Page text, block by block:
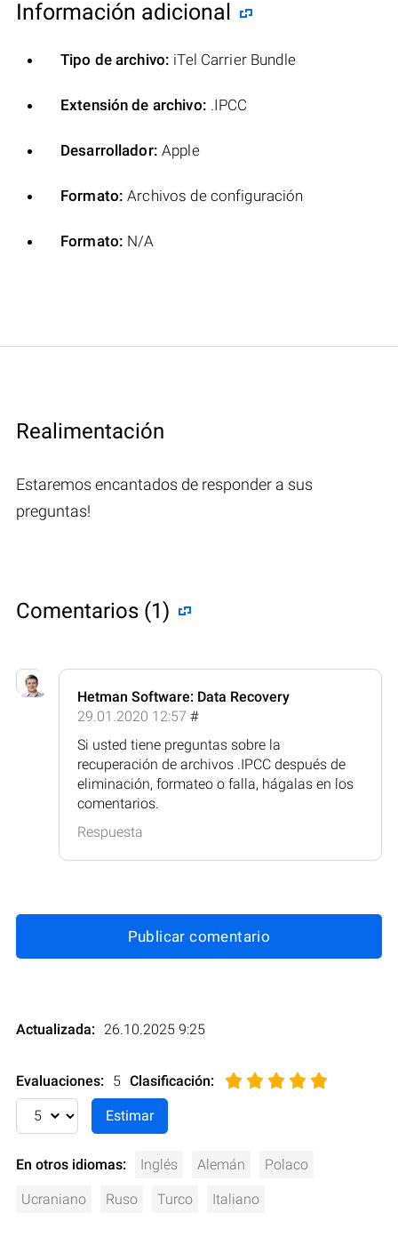
Información adicional
Tipo de archivo: iTel Carrier Bundle
Extensión de archivo: .IPCC
Desarrollador: Apple
Formato: Archivos de configuración
Formato: N/A
Realimentación
Estaremos encantados de responder a sus
preguntas!
Comentarios (1)
Hetman Software: Data Recovery
29.01.2020 12:57 #
Si usted tiene preguntas sobre la
recuperación de archivos .IPCC después de
eliminación, formateo o falla, hágalas en los
comentarios.
Respuesta
Publicar comentario
Actualizada: 26.10.2025 9:25
Evaluaciones: 5 Clasificación:
En otros idiomas: Inglés Alemán Polaco
Ucraniano Ruso Turco Italiano